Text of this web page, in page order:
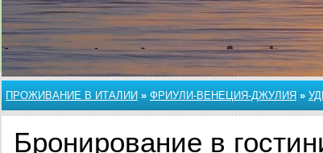
ПРОЖИВАНИЕ В ИТАЛИИ » ФРИУЛИ-ВЕНЕЦИЯ-ДЖУЛИЯ »
Бронирование в